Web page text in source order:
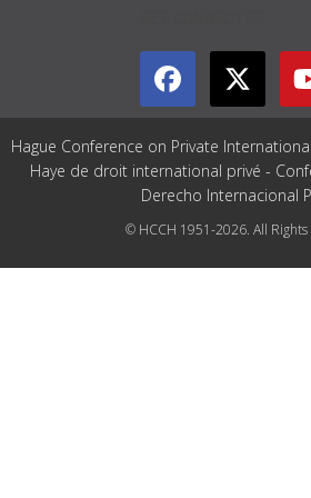
Hague Conference on Private
Haye de droit international privé -
Derecho Internacional
© HCCH 1951-2026. All Rights